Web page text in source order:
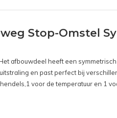
Stop-Omstel
afbouwdeel heeft een
en past perfect bij
voor de temperatuur en 1